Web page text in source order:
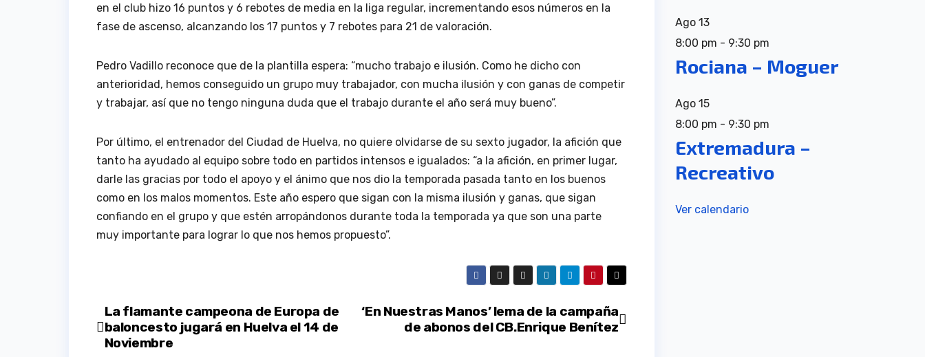
en el club hizo 16 puntos y 6 rebotes de media en la liga regular, incrementando esos números en la
fase de ascenso, alcanzando los 17 puntos y 7 rebotes para 21 de valoración.
Pedro Vadillo reconoce que de la plantilla espera: “mucho trabajo e ilusión. Como he dicho con
anterioridad, hemos conseguido un grupo muy trabajador, con mucha ilusión y con ganas de competir
y trabajar, así que no tengo ninguna duda que el trabajo durante el año será muy bueno”.
Por último, el entrenador del Ciudad de Huelva, no quiere olvidarse de su sexto jugador, la afición que
tanto ha ayudado al equipo sobre todo en partidos intensos e igualados: “a la afición, en primer lugar,
darle las gracias por todo el apoyo y el ánimo que nos dio la temporada pasada tanto en los buenos
como en los malos momentos. Este año espero que sigan con la misma ilusión y ganas, que sigan
confiando en el grupo y que estén arropándonos durante toda la temporada ya que son una parte
muy importante para lograr lo que nos hemos propuesto”.
Navegación
de
‘En Nuestras Manos’ lema de la campaña
de abonos del CB.Enrique Benítez
La flamante campeona de Europa de
baloncesto jugará en Huelva el 14 de
Noviembre
Ago 13
8:00 pm - 9:30 pm
Rociana – Moguer
Ago 15
8:00 pm - 9:30 pm
Extremadura –
Recreativo
Ver calendario